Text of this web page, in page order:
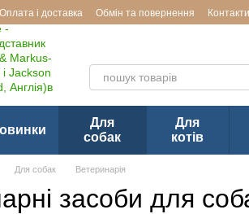
контенту
Оплата і доставка Обмін та повернення Контакти
Для
собак
Для
котів
Для собак Ветеринарія
засоби для